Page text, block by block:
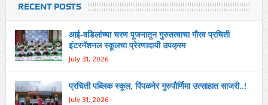
RECENT POSTS
आई-वडिलांच्या चरण पूजनातून गुरुतत्वाचा गौरव प्रचिती
इंटरनॅशनल स्कूलचा प्रेरणादायी उपक्रम
July 31, 2026
प्रचिती पब्लिक स्कूल, पिंपळनेर गुरुपौर्णिमा उत्साहात साजरी..!
July 31, 2026